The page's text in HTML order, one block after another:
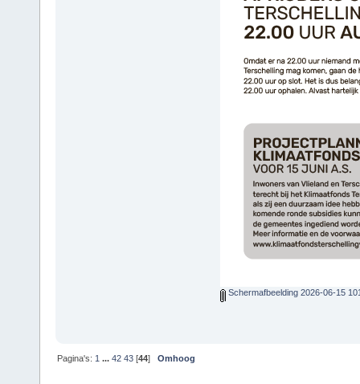
Schermafbeelding 2026-06-15
Pagina's: 1 ...42 43 [44]Omhoog